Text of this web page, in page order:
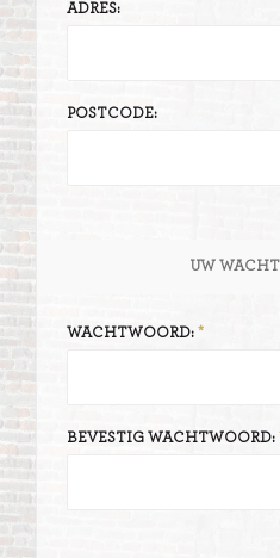
ADRES:
POSTCODE:
UW
WACHTWOORD:
BEVESTIG WACHTWOORD: